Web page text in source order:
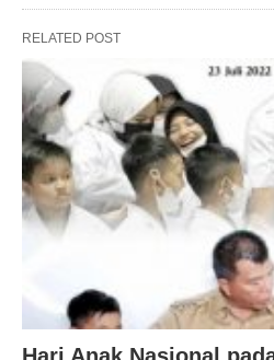
RELATED POST